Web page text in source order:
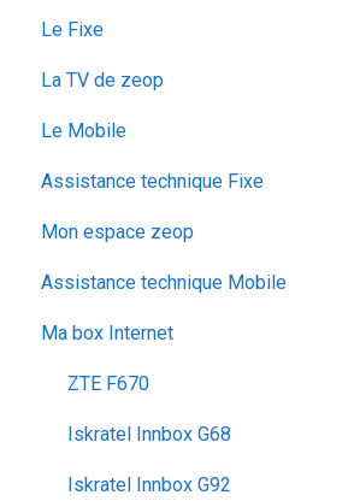
Le Fixe
Facturation
Les services
Gestion email
Offres et Options
La TV de zeop
Les bouquets chaines en option
Plateforme streaming - SVOD
Programmes et chaines
Le Mobile
configuration ios
Mon abonnement
configuration android
utiliser la messagerie vocale
configuration activation sim
voyager
Assistance technique Fixe
recuperation achat vod est
audiodescription aveugle malvoyant
ocs go
Mon espace zeop
Carte SIM
Déménagement
Mes Cadeaux
Assistance technique Mobile
Les appels
Réseau & internet
SMS / MMS
Ma box Internet
ZTE F670
Iskratel Innbox G68
Iskratel Innbox G92